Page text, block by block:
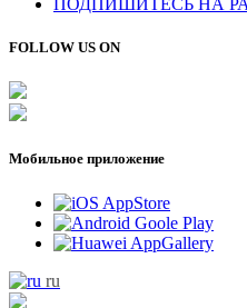
FOLLOW US ON
Мобильное приложение
ru